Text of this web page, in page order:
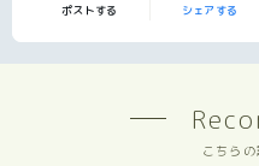
ポストする シェアする
こちら